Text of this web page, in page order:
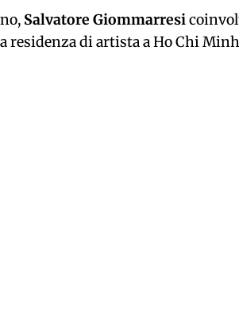
Salvatore Giommarresi
residenza di artista a Ho Chi